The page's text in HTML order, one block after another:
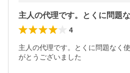
4
主人の代理です。とくに問題なく
がとうございました